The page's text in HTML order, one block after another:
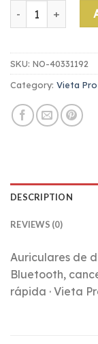
vieta pro done 3
SKU: NO-40331192
Category: Vieta
DESCRIPTION
REVIEWS (0)
Auriculares de
Bluetooth,
rápida · Vieta